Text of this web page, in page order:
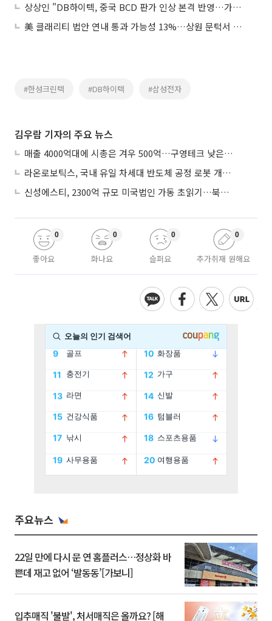
상상인 "DB하이텍, 중국 BCD 판가 인상 본격 반영…가격 상승 사이클 기대"
美 클래리티 법안 연내 통과 가능성 13%…상원 문턱서 제동
#한성크린텍 #DB하이텍 #삼성전자
김우람 기자의 주요 뉴스
매출 4000억대에 시총은 겨우 500억…구영테크 낮은 몸값에 저가 승계 마무리
라온로보틱스, 국내 유일 차세대 반도체 공정 로봇 개발 ‘고객사 테스트 진행’
신성에스티, 2300억 규모 미국법인 가동 초읽기…북미 ESS 공략 본격화
좋아요
0
화나요
0
슬퍼요
0
추가취재 원해요
0
주요뉴스
22일 만에 다시 문 연 홈플러스…정상화 바
쁜데 재고 없어 ‘발동동’[가보니]
입추매직 '불발', 처서매직은 올까요? [해